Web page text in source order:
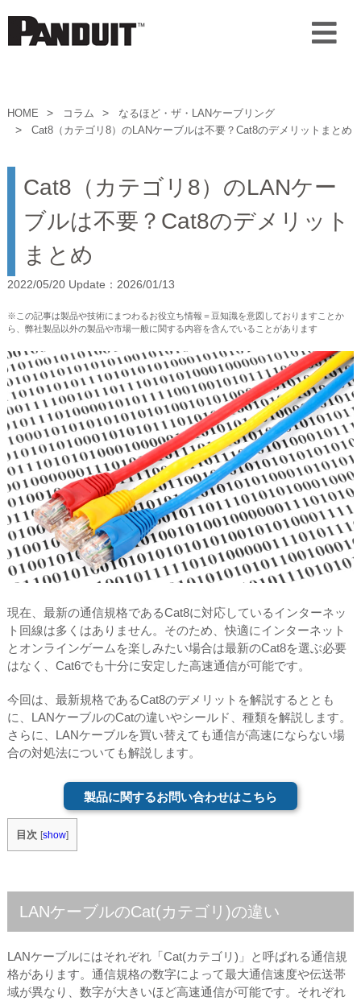
HOME コラム
なるほど・ザ・LANケーブリング
Cat8（カテゴリ8）のLANケーブルは不要？Cat8のデメリットまとめ
Cat8（カテゴリ8）のLANケー
ブルは不要？Cat8のデメリット
まとめ
2022/05/20 Update：2026/01/13
※この記事は製品や技術にまつわるお役立ち情報＝豆知識を意図しておりますことか
ら、弊社製品以外の製品や市場一般に関する内容を含んでいることがあります
現在、最新の通信規格であるCat8に対応しているインターネッ
ト回線は多くはありません。そのため、快適にインターネット
とオンラインゲームを楽しみたい場合は最新のCat8を選ぶ必要
はなく、Cat6でも十分に安定した高速通信が可能です。
今回は、最新規格であるCat8のデメリットを解説するととも
に、LANケーブルのCatの違いやシールド、種類を解説します。
さらに、LANケーブルを買い替えても通信が高速にならない場
合の対処法についても解説します。
製品に関するお問い合わせはこちら
目次 [show]
LANケーブルのCat(カテゴリ)の違い
LANケーブルにはそれぞれ「Cat(カテゴリ)」と呼ばれる通信規
格があります。通信規格の数字によって最大通信速度や伝送帯
域が異なり、数字が大きいほど高速通信が可能です。それぞれ